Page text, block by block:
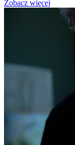
Zobacz więcej